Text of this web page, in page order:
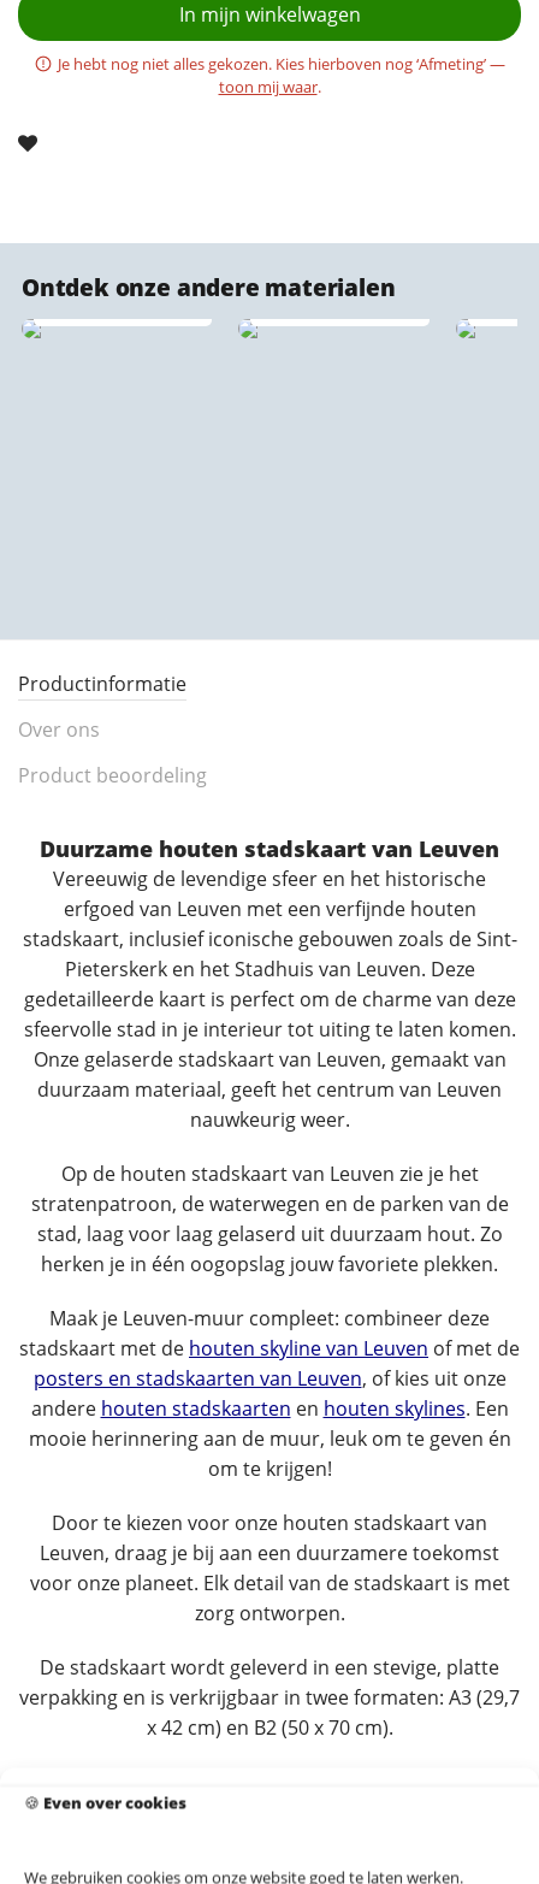
🍪 Even over cookies
We gebruiken cookies om onze website goed te laten werken.
In mijn winkelwagen
Je hebt nog niet alles gekozen. Kies hierboven nog ‘Afmeting’ —
toon mij waar.
Ontdek onze andere materialen
Productinformatie
Over ons
Product beoordeling
Duurzame houten stadskaart van Leuven
Vereeuwig de levendige sfeer en het historische
erfgoed van Leuven met een verfijnde houten
stadskaart, inclusief iconische gebouwen zoals de Sint-
Pieterskerk en het Stadhuis van Leuven. Deze
gedetailleerde kaart is perfect om de charme van deze
sfeervolle stad in je interieur tot uiting te laten komen.
Onze gelaserde stadskaart van Leuven, gemaakt van
duurzaam materiaal, geeft het centrum van Leuven
nauwkeurig weer.
Op de houten stadskaart van Leuven zie je het
stratenpatroon, de waterwegen en de parken van de
stad, laag voor laag gelaserd uit duurzaam hout. Zo
herken je in één oogopslag jouw favoriete plekken.
Maak je Leuven-muur compleet: combineer deze
stadskaart met de houten skyline van Leuven of met de
posters en stadskaarten van Leuven, of kies uit onze
andere houten stadskaarten en houten skylines. Een
mooie herinnering aan de muur, leuk om te geven én
om te krijgen!
Door te kiezen voor onze houten stadskaart van
Leuven, draag je bij aan een duurzamere toekomst
voor onze planeet. Elk detail van de stadskaart is met
zorg ontworpen.
De stadskaart wordt geleverd in een stevige, platte
verpakking en is verkrijgbaar in twee formaten: A3 (29,7
x 42 cm) en B2 (50 x 70 cm).
Meer info & voorbeelden in de praktijk